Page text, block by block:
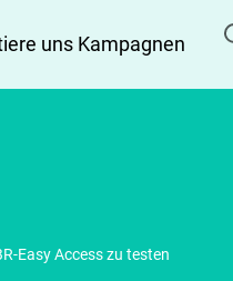
uns Kampagnen
Easy Access zu testen